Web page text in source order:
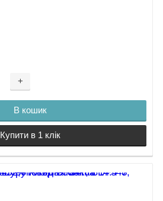
+
В кошик
Купити в 1 клік